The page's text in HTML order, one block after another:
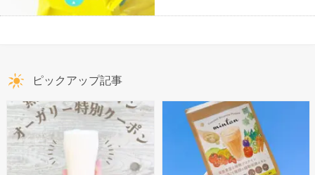
ピックアップ記事